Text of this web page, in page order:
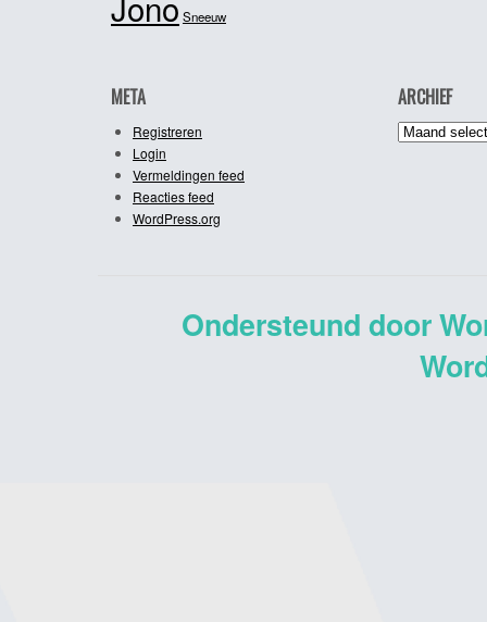
Sneeuw
META
Registreren
Login
Vermeldingen feed
Reacties feed
WordPress.org
ARCHIEF
Archief
Ondersteund door